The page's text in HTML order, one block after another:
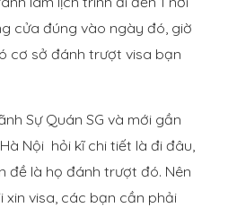
cửa đúng vào ngày đó, giờ
cơ sở đánh trượt visa bạn
Sự Quán SG và mới gần
Nội hỏi kĩ chi tiết là đi đâu,
đề là họ đánh trượt đó. Nên
xin visa, các bạn cần phải